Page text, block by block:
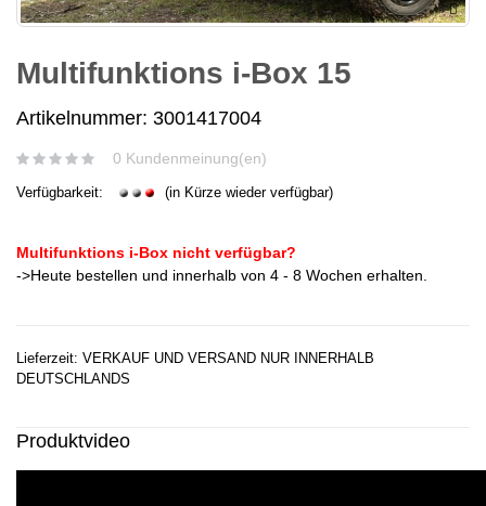
Multifunktions i-Box 15
Artikelnummer: 3001417004
0 Kundenmeinung(en)
Verfügbarkeit: (in Kürze wieder verfügbar)
Multifunktions i-Box nicht verfügbar?
->Heute bestellen und innerhalb von 4 - 8 Wochen erhalten.
Lieferzeit: VERKAUF UND VERSAND NUR INNERHALB
DEUTSCHLANDS
Produktvideo